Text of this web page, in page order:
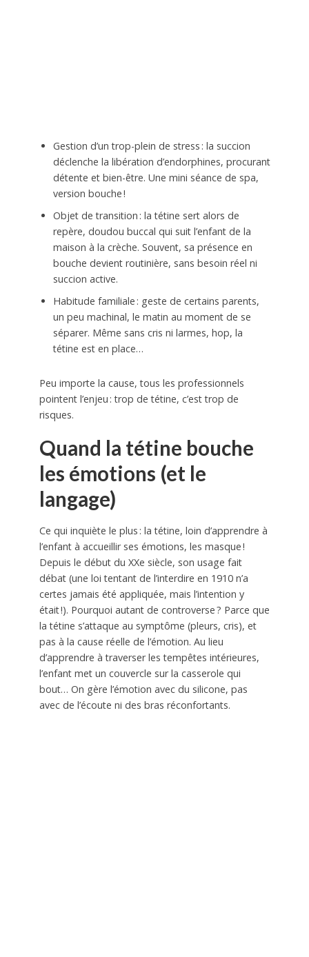
Gestion d’un trop-plein de stress : la succion
déclenche la libération d’endorphines, procurant
détente et bien-être. Une mini séance de spa,
version bouche !
Objet de transition : la tétine sert alors de
repère, doudou buccal qui suit l’enfant de la
maison à la crèche. Souvent, sa présence en
bouche devient routinière, sans besoin réel ni
succion active.
Habitude familiale : geste de certains parents,
un peu machinal, le matin au moment de se
séparer. Même sans cris ni larmes, hop, la
tétine est en place…
Peu importe la cause, tous les professionnels
pointent l’enjeu : trop de tétine, c’est trop de
risques.
Quand la tétine bouche
les émotions (et le
langage)
Ce qui inquiète le plus : la tétine, loin d’apprendre à
l’enfant à accueillir ses émotions, les masque !
Depuis le début du XXe siècle, son usage fait
débat (une loi tentant de l’interdire en 1910 n’a
certes jamais été appliquée, mais l’intention y
était !). Pourquoi autant de controverse ? Parce que
la tétine s’attaque au symptôme (pleurs, cris), et
pas à la cause réelle de l’émotion. Au lieu
d’apprendre à traverser les tempêtes intérieures,
l’enfant met un couvercle sur la casserole qui
bout… On gère l’émotion avec du silicone, pas
avec de l’écoute ni des bras réconfortants.